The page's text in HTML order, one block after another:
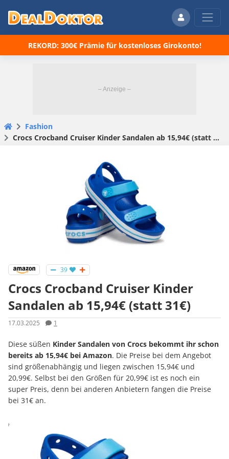
REKORD: 300€ Prämie für kostenloses Girokonto!
Fashion
Crocs Crocband Cruiser Kinder Sandalen ab 15,94€ (statt 31€)
39
Crocs Crocband Cruiser Kinder
Sandalen ab 15,94€ (statt 31€)
17.03.2025 1
Diese süßen Kinder Sandalen von Crocs bekommt ihr schon
bereits ab 15,94€ bei Amazon. Die Preise bei dem Angebot
sind größenabhängig und liegen zwischen 15,94€ und
20,99€. Selbst bei den Größen für 20,99€ ist es noch ein
super Preis, denn bei anderen Anbietern fangen die Preise
bei 31€ an.